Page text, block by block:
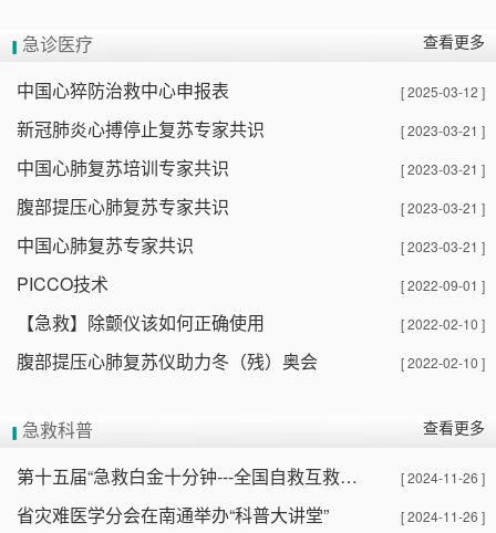
急诊医疗 查看更多
中国心猝防治救中心申报表 [ 2025-03-12 ]
新冠肺炎心搏停止复苏专家共识 [ 2023-03-21 ]
中国心肺复苏培训专家共识 [ 2023-03-21 ]
腹部提压心肺复苏专家共识 [ 2023-03-21 ]
中国心肺复苏专家共识 [ 2023-03-21 ]
PICCO技术 [ 2022-09-01 ]
【急救】除颤仪该如何正确使用 [ 2022-02-10 ]
腹部提压心肺复苏仪助力冬（残）奥会 [ 2022-02-10 ]
急救科普 查看更多
第十五届“急救白金十分钟---全国自救互救日”（南通站） [ 2024-11-26 ]
省灾难医学分会在南通举办“科普大讲堂” [ 2024-11-26 ]